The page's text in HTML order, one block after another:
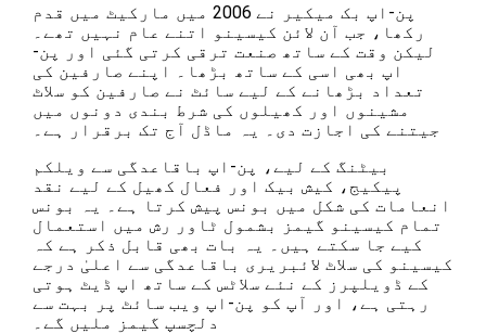
پن-اپ بک میکیر نے 2006 میں مارکیٹ میں قدم
رکھا، جب آن لائن کیسینو اتنے عام نہیں تھے۔
لیکن وقت کے ساتھ صنعت ترقی کرتی گئی اور پن-
اپ بھی اسی کے ساتھ بڑھا۔ اپنے صارفین کی
تعداد بڑھانے کے لیے سائٹ نے صارفین کو سلاٹ
مشینوں اور کھیلوں کی شرط بندی دونوں میں
جیتنے کی اجازت دی۔ یہ ماڈل آج تک برقرار ہے۔
بیٹنگ کے لیے، پن-اپ باقاعدگی سے ویلکم
پیکیج، کیش بیک اور فعال کھیل کے لیے نقد
انعامات کی شکل میں بونس پیش کرتا ہے۔ یہ بونس
تمام کیسینو گیمز بشمول ٹاور رش میں استعمال
کیے جا سکتے ہیں۔ یہ بات بھی قابل ذکر ہے کہ
کیسینو کی سلاٹ لائبریری باقاعدگی سے اعلیٰ درجے
کے ڈویلپرز کے نئے سلاٹس کے ساتھ اپ ڈیٹ ہوتی
رہتی ہے، اور آپ کو پن-اپ ویب سائٹ پر بہت سے
دلچسپ گیمز ملیں گے۔